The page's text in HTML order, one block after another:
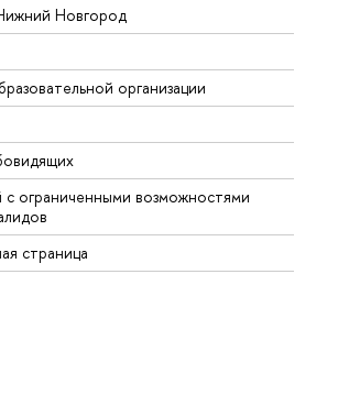
Новгород
организации
ограниченными возможностями
страница